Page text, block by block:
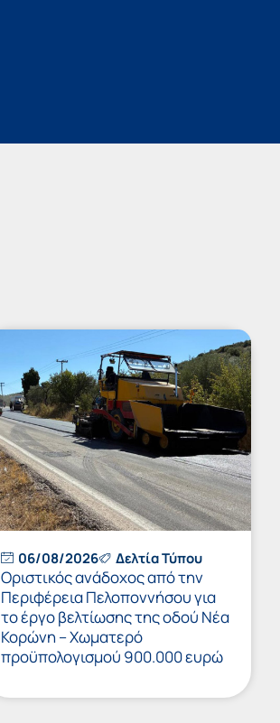
06/08/2026 Δελτία Τύπου
Οριστικός ανάδοχος από την
Περιφέρεια Πελοποννήσου για
το έργο βελτίωσης της οδού Νέα
Κορώνη – Χωματερό
προϋπολογισμού 900.000 ευρώ